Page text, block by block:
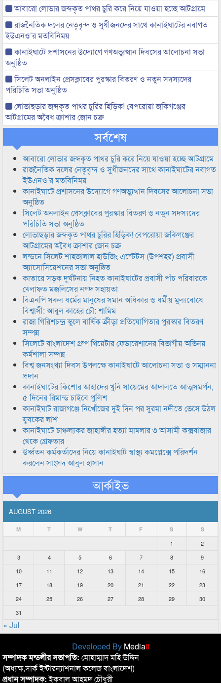
আবারো লোভার জব্দকৃত পাথর চুরি করে নিয়ে যাওয়া হচ্ছে আটগ্রামে
রাজনৈতিক দলের নেতৃবৃন্দ ও সুধীজনদের সাথে কানাইঘাটের নবাগত
ইউএনও’র মতবিনিময়
কানাইঘাটে প্রশাসনের উদ্যোগে গণঅভ্যুত্থান দিবসের আলোচনা সভা
অনুষ্ঠিত
সিলেট অনলাইন প্রেসক্লাবের পুরস্কার বিতরণ ও নতুন সদস্যদের
পরিচিতি সভা অনুষ্ঠিত
লোভাছড়ার জব্দকৃত পাথর চুরির হিড়িক! বেপরোয়া জকিগঞ্জের
আটগ্রামের অবৈধ ক্রাশার জোন চক্র
সর্বশেষ
আবারো লোভার জব্দকৃত পাথর চুরি করে নিয়ে যাওয়া হচ্ছে আটগ্রামে
রাজনৈতিক দলের নেতৃবৃন্দ ও সুধীজনদের সাথে কানাইঘাটের নবাগত
ইউএনও’র মতবিনিময়
কানাইঘাটে প্রশাসনের উদ্যোগে গণঅভ্যুত্থান দিবসের আলোচনা সভা
অনুষ্ঠিত
সিলেট অনলাইন প্রেসক্লাবের পুরস্কার বিতরণ ও নতুন সদস্যদের
পরিচিতি সভা অনুষ্ঠিত
লোভাছড়ার জব্দকৃত পাথর চুরির হিড়িক! বেপরোয়া জকিগঞ্জের
আটগ্রামের অবৈধ ক্রাশার জোন চক্র
লন্ডনে সিলেট শাহজালাল হাউজিং এস্টেটস (উপশহর) প্রবাসী
অ্যাসোসিয়েশনের সভা অনুষ্ঠিত
কাতারে সড়ক দুর্ঘটনায় নিহত কানাইঘাটের প্রবাসী পাঁচ পরিবারকে
খেলাফত মজলিসের নগদ সহায়তা
বিএনপি সকল ধর্মের মানুষের সমান অধিকার ও ধর্মীয় মুল্যবোধে
বিশ্বাসী: আবুল কাহের চৌ: শামিম
রাজা গিরিশচন্দ্র স্কুলে বার্ষিক ক্রীড়া প্রতিযোগিতার পুরস্কার বিতরণ
সম্পন্ন
সিলেটে বাংলাদেশ গ্রুপ থিয়েটার ফেডারেশানের বিভাগীয় অভিনয়
কর্মশালা সম্পন্ন
বিশ্ব জনসংখ্যা দিবস উপলক্ষে কানাইঘাটে আলোচনা সভা ও সম্মাননা
প্রদান
কানাইঘাটের কিশোর আহাদের খুনি সায়েমের আদালতে আত্মসমর্পন,
৫ দিনের রিমান্ড চাইবে পুলিশ
কানাইঘাট রাজাগঞ্জে নিখোঁজের দুই দিন পর সুরমা নদীতে ভেসে উঠল
যুবকের লাশ
কানাইঘাটে চাঞ্চল্যকর জাহাঙ্গীর হত্যা মামলার ৩ আসামী কক্সবাজার
থেকে গ্রেফতার
উর্ধ্বতন কর্মকর্তাদের নিয়ে কানাইঘাট স্বাস্থ্য কমপ্লেক্সে পরিদর্শন
করলেন সাংসদ আবুল হাসান
আর্কাইভ
AUGUST 2026
M T W T F S S
1
2
3
4 5 6 7 8
9
10
11 12 13 14 15
16
17
18 19 20 21 22
23
24
25 26 27 28 29
30
31
« Jul
Developed By Mediait
সম্পাদক মন্ডলীর সভাপতি: মোহাম্মাদ মহি উদ্দিন
(অধ্যক্ষ,সার্ক ইন্টারন্যাশনাল কলেজ বাংলাদেশ)
প্রধান সম্পাদক:ইকবাল আহমদ চৌধুরী